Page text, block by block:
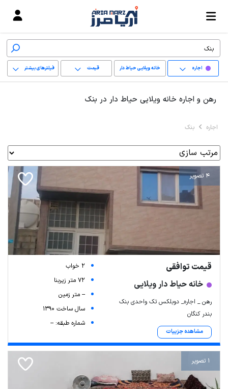
اجاره خانه ویلایی حیاط دار قیمت فیلترهای بیشتر
رهن و اجاره خانه ویلایی حیاط دار در بنک
اجاره بنک
4 تصویر
قیمت توافقی
خانه حیاط دار ویلایی
رهن _ اجاره_ دوبلکس تک واحدی بنک
بندر کنگان
مشاهده جزییات
2 خواب
72 متر زیربنا
-- متر زمین
سال ساخت 1390
شماره طبقه: --
1 تصویر